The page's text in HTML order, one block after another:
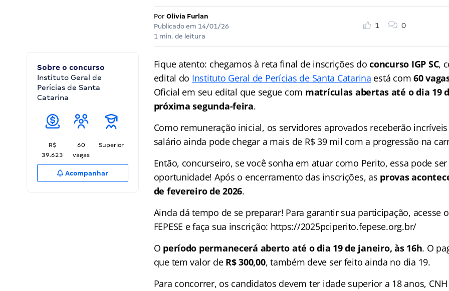
Por Olivia Furlan
Publicado em 14/01/26
1 min. de leitura
1 0
Sobre o concurso
Instituto Geral de
Perícias de Santa
Catarina
R$
39.623
60
vagas
Superior
Acompanhar
Fique atento: chegamos à reta final de inscrições doconcurso IGP SC,
edital do Instituto Geral de Perícias de Santa Catarina está com60
Oficial em seu edital que segue com matrículas abertas até o dia 19
próxima segunda-feira.
Como remuneração inicial, os servidores aprovados receberão
salário ainda pode chegar a mais de R$ 39 mil com a progressão na
Então, concurseiro, se você sonha em atuar como Perito, essa pode
oportunidade! Após o encerramento das inscrições, as provas
de fevereiro de 2026.
Ainda dá tempo de se preparar! Para garantir sua participação, acesse
FEPESE e faça sua inscrição: https://2025pciperito.fepese.org.br/
O período permanecerá aberto até o dia 19 de janeiro, às 16h. O
que tem valor de R$ 300,00, também deve ser feito ainda no dia 19.
Para concorrer, os candidatos devem ter idade superior a 18 anos,